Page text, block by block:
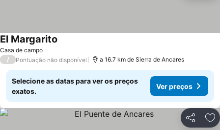
Casa de campo
El Margarito
/ Pontuação não disponível a 16.7 km de Sierra de Ancares
Selecione as datas para ver os preços
exatos.
Ver preços
Partilhar